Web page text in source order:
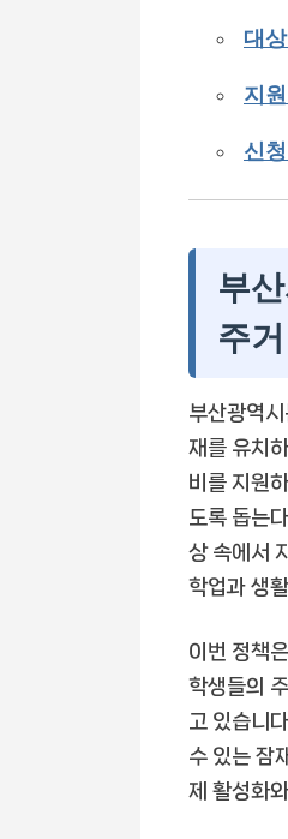
대
지
신
부
주
부산광역
재를 유치
비를 지원
도록 돕는
상 속에서
학업과 생
이번 정책
학생들의
고 있습니
수 있는 잠
제 활성화